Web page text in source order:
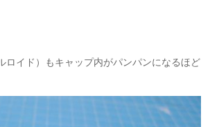
ロイド）もキャップ内がパンパンになるほど